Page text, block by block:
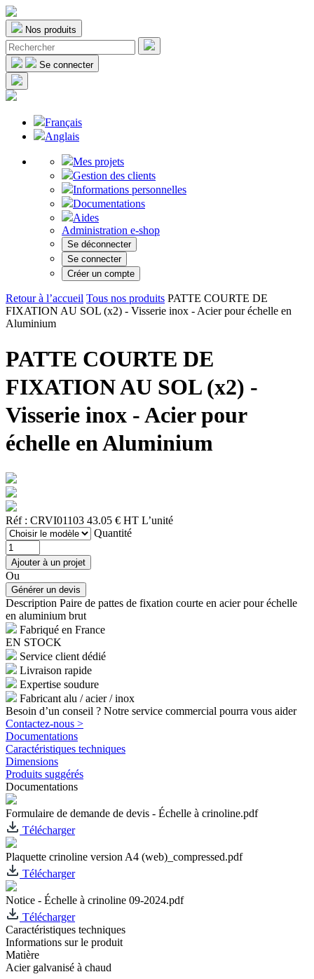
Nos produits
Se connecter
Français
Anglais
Mes projets
Gestion des clients
Informations personnelles
Documentations
Aides
Administration e-shop
Se déconnecter
Se connecter
Créer un compte
Retour à l’accueil Tous nos produits PATTE COURTE DE
FIXATION AU SOL (x2) - Visserie inox - Acier pour échelle en
Aluminium
PATTE COURTE DE
FIXATION AU SOL (x2) -
Visserie inox - Acier pour
échelle en Aluminium
Réf : CRVI01103 43.05 € HT L’unité
Quantité
Ou
Description Paire de pattes de fixation courte en acier pour échelle
en aluminium brut
Fabriqué en France
EN STOCK
Service client dédié
Livraison rapide
Expertise soudure
Fabricant alu / acier / inox
Besoin d’un conseil ? Notre service commercial pourra vous aider
Contactez-nous >
Documentations
Caractéristiques techniques
Dimensions
Produits suggérés
Documentations
Formulaire de demande de devis - Échelle à crinoline.pdf
Télécharger
Plaquette crinoline version A4 (web)_compressed.pdf
Télécharger
Notice - Échelle à crinoline 09-2024.pdf
Télécharger
Caractéristiques techniques
Informations sur le produit
Matière
Acier galvanisé à chaud